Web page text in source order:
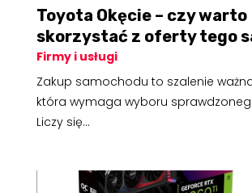
Toyota Okęcie – czy warto
skorzystać z oferty tego
Firmy i usługi
Zakup samochodu to szalenie
która wymaga wyboru
Liczy się...